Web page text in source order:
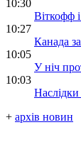
10:30
Віткофф
10:27
Канада
10:05
У ніч
10:03
+ архів новин